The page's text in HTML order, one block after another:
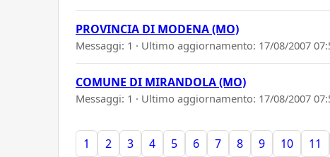
PROVINCIA DI MODENA (MO)
Messaggi: 1 · Ultimo aggiornamento: 17/08/2007
COMUNE DI MIRANDOLA (MO)
Messaggi: 1 · Ultimo aggiornamento: 17/08/2007
1 2 3 4 5 6 7 8 9 10 11